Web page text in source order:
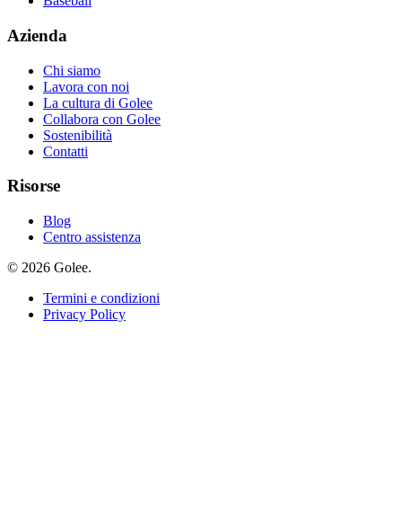
Azienda
Chi siamo
Lavora con noi
La cultura di Golee
Collabora con Golee
Sostenibilità
Contatti
Risorse
Blog
Centro assistenza
© 2026 Golee.
Termini e condizioni
Privacy Policy